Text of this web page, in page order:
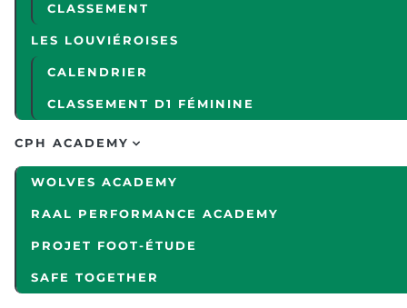
CLASSEMENT
LES LOUVIÉROISES
CALENDRIER
CLASSEMENT D1 FÉMININE
CPH ACADEMY
WOLVES ACADEMY
RAAL PERFORMANCE ACADEMY
PROJET FOOT-ÉTUDE
SAFE TOGETHER